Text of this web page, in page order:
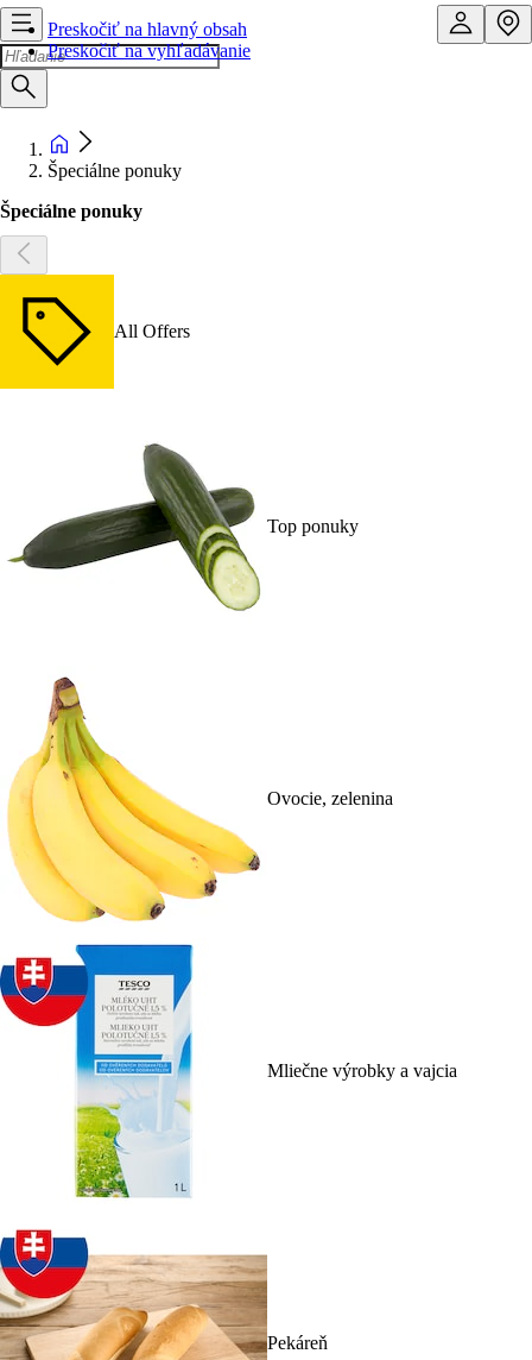
Preskočiť na hlavný obsah
Preskočiť na vyhľadávanie
Špeciálne ponuky
Špeciálne ponuky
All Offers
Top ponuky
Ovocie, zelenina
Mliečne výrobky a vajcia
Pekáreň